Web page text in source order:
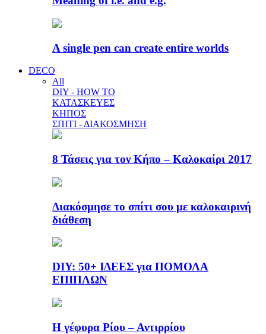
A single pen can create entire worlds
DECO
All
DIY - HOW TO
ΚΑΤΑΣΚΕΥΕΣ
ΚΗΠΟΣ
ΣΠΙΤΙ - ΔΙΑΚΟΣΜΗΣΗ
8 Τάσεις για τον Κήπο – Καλοκαίρι 2017
Διακόσμησε το σπίτι σου με καλοκαιρινή
διάθεση
DIY: 50+ ΙΔΕΕΣ για ΠΟΜΟΛΑ
ΕΠΙΠΛΩΝ
Η γέφυρα Ρίου – Αντιρρίου